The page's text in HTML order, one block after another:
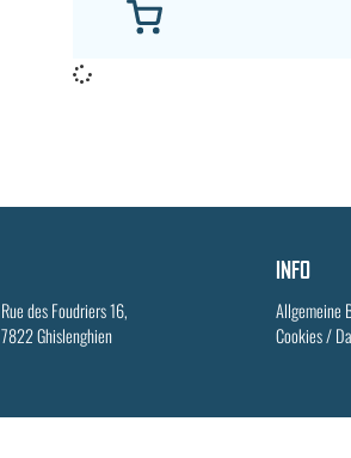
Rue des Foudriers 16,
7822 Ghislenghien
INFO
Allgemeine
Cookies/